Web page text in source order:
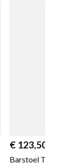
€ 123,50
Barstoel